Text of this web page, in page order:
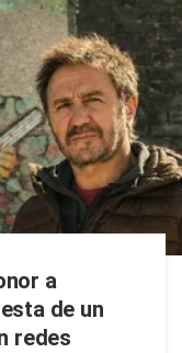
a
de un
redes